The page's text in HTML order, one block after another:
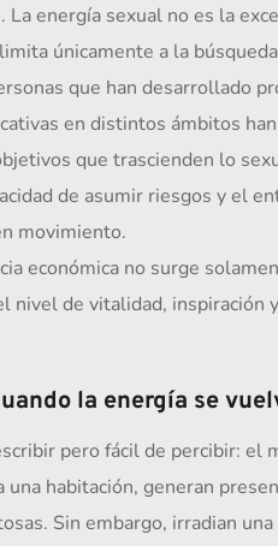
La energía sexual no es la
únicamente a la
que han desarrollado
en distintos ámbitos
que trascienden lo
de asumir riesgos y el
movimiento.
económica no surge
nivel de vitalidad, inspiración
la energía se
pero fácil de percibir: el
una habitación, generan
Sin embargo, irradian